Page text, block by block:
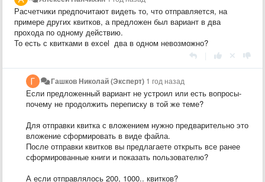
Расчетчики предпочитают видеть то, что отправляется, на
примере других квитков, а предложен был вариант в два
прохода по одному действию.
То есть с квитками в excel два в одном невозможно?
Гашков Николай (Эксперт) 1 год назад
Если предложенный вариант не устроил или есть вопросы-
почему не продолжить переписку в той же теме?
Для отправки квитка с вложением нужно предварительно это
вложение сформировать в виде файла.
После отправки квитков вы предлагаете открыть все ранее
сформированные книги и показать пользователю?
А если отправлялось 200, 1000.. квитков?